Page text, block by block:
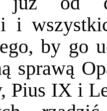
i
by go
sprawą
Pius IX i